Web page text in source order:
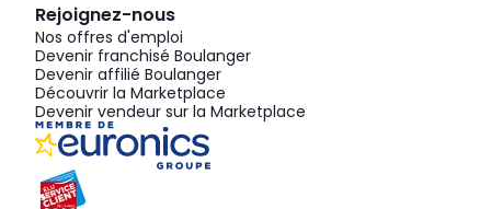
Rejoignez-nous
Nos offres d'emploi
Devenir franchisé Boulanger
Devenir affilié Boulanger
Découvrir la Marketplace
Devenir vendeur sur la Marketplace